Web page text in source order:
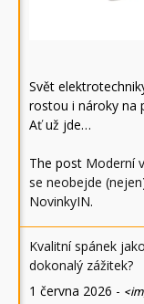
Svět
rostou i nároky na
Ať už jde…
The post Moderní
se neobejde
NovinkyIN.
Kvalitní spánek
dokonalý zážitek?
1 června 2026 -